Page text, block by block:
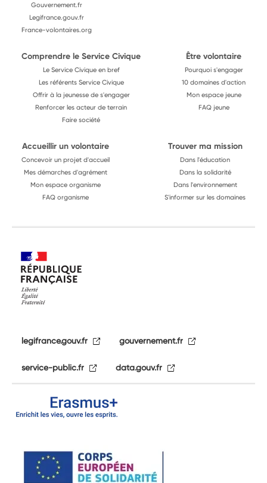
Gouvernement.fr
Legifrance.gouv.fr
France-volontaires.org
Comprendre le Service Civique
Le Service Civique en bref
Les référents Service Civique
Offrir à la jeunesse de s'engager
Renforcer les acteur de terrain
Faire société
Être volontaire
Pourquoi s'engager
10 domaines d'action
Mon espace jeune
FAQ jeune
Accueillir un volontaire
Concevoir un projet d'accueil
Mes démarches d'agrément
Mon espace organisme
FAQ organisme
Trouver ma mission
Dans l'éducation
Dans la solidarité
Dans l'environnement
S'informer sur les domaines
legifrance.gouv.fr gouvernement.fr
service-public.fr data.gouv.fr